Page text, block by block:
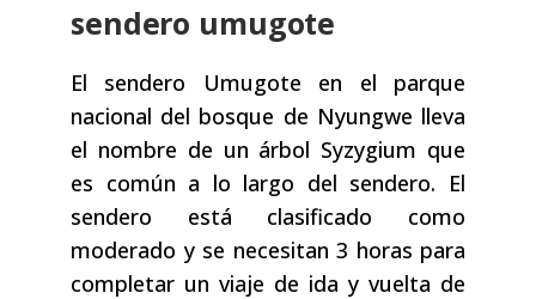
sendero umugote
El sendero Umugote en el parque
nacional del bosque de Nyungwe lleva
el nombre de un árbol Syzygium que
es común a lo largo del sendero. El
sendero está clasificado como
moderado y se necesitan 3 horas para
completar un viaje de ida y vuelta de